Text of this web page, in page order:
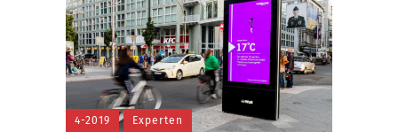
4-2019 Experten